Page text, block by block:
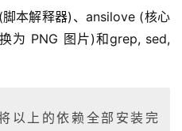
本解释器)、ansilove (核心
为 PNG 图片)和grep, sed,
以上的依赖全部安装完